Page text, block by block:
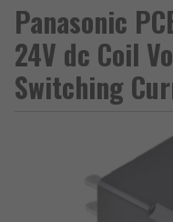
Panasonic
24V dc Coil
Switching